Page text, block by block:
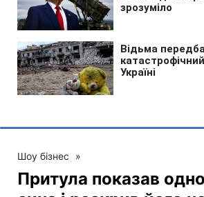
Шоу бізнес »
Притула показав